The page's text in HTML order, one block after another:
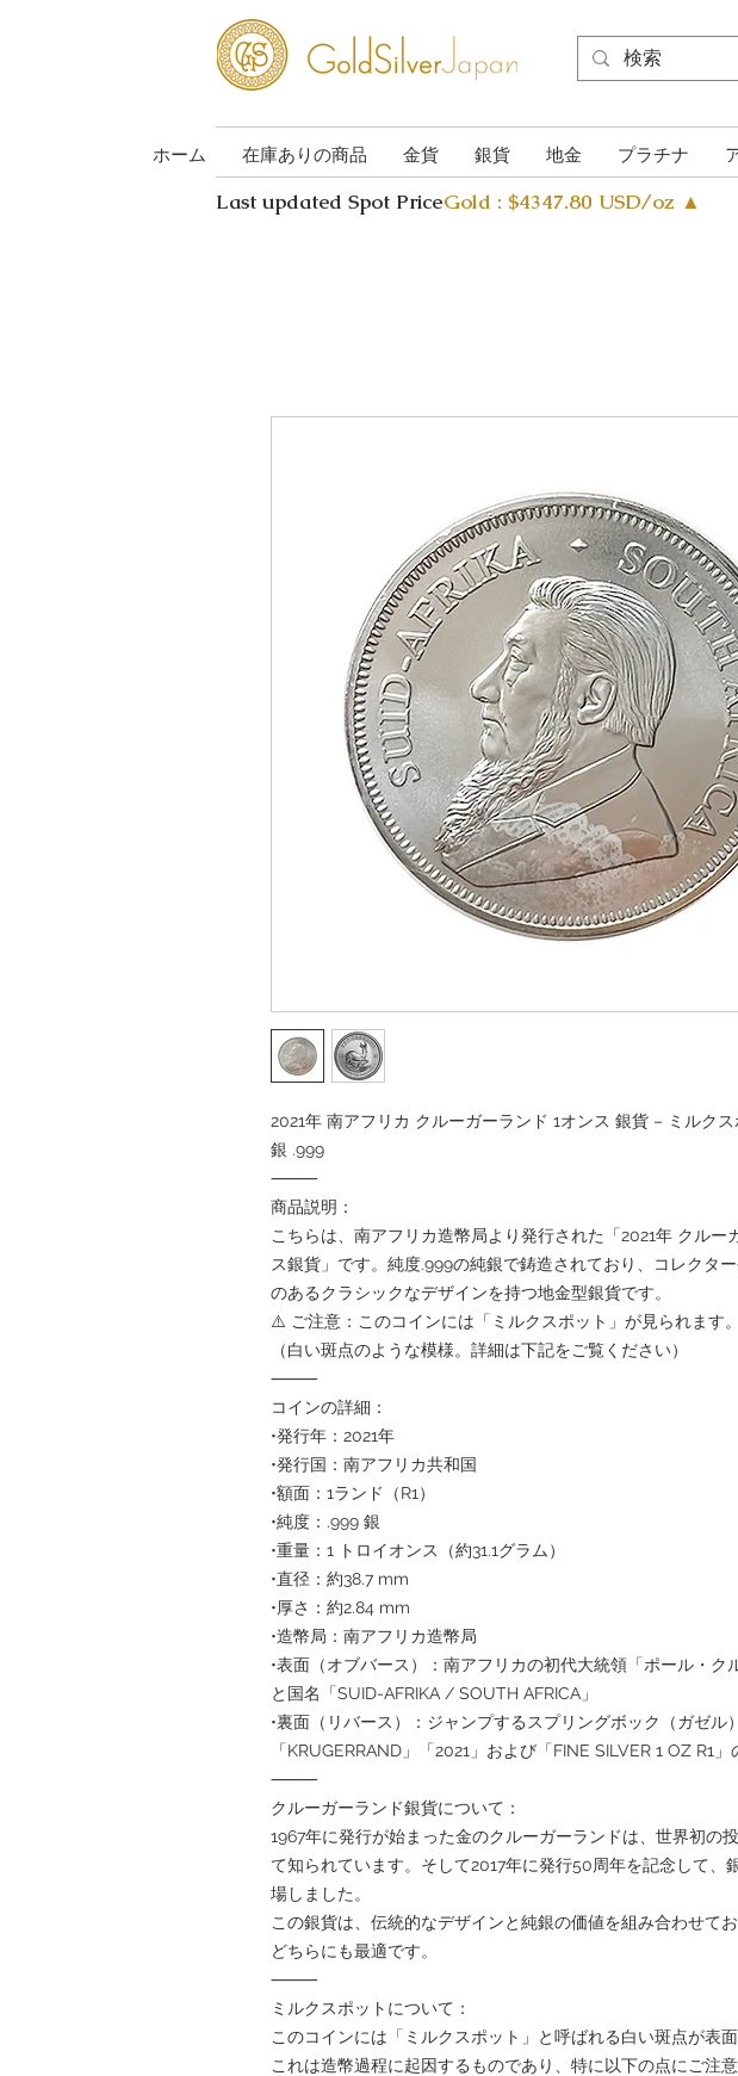
ホーム 在庫ありの商品 金貨 銀貨 地金 プラチナ
Last updated Spot PriceGold : $4347.80 USD/oz ▲
2021年 南アフリカ クルーガーランド 1オンス 銀貨 – ミルク
銀 .999
⸻
商品説明：
こちらは、南アフリカ造幣局より発行された「2021年 クルー
ス銀貨」です。純度.999の純銀で鋳造されており、コレクタ
のあるクラシックなデザインを持つ地金型銀貨です。
⚠️ ご注意：このコインには「ミルクスポット」が見られます。
（白い斑点のような模様。詳細は下記をご覧ください）
⸻
コインの詳細：
•発行年：2021年
•発行国：南アフリカ共和国
•額面：1ランド（R1）
•純度：.999 銀
•重量：1 トロイオンス（約31.1グラム）
•直径：約38.7 mm
•厚さ：約2.84 mm
•造幣局：南アフリカ造幣局
•表面（オブバース）：南アフリカの初代大統領「ポール・ク
と国名「SUID-AFRIKA / SOUTH AFRICA」
•裏面（リバース）：ジャンプするスプリングボック（ガゼル
「KRUGERRAND」「2021」および「FINE SILVER 1 OZ R1」
⸻
クルーガーランド銀貨について：
1967年に発行が始まった金のクルーガーランドは、世界初の
て知られています。そして2017年に発行50周年を記念して、
場しました。
この銀貨は、伝統的なデザインと純銀の価値を組み合わせて
どちらにも最適です。
⸻
ミルクスポットについて：
このコインには「ミルクスポット」と呼ばれる白い斑点が表面
これは造幣過程に起因するものであり、特に以下の点にご注意